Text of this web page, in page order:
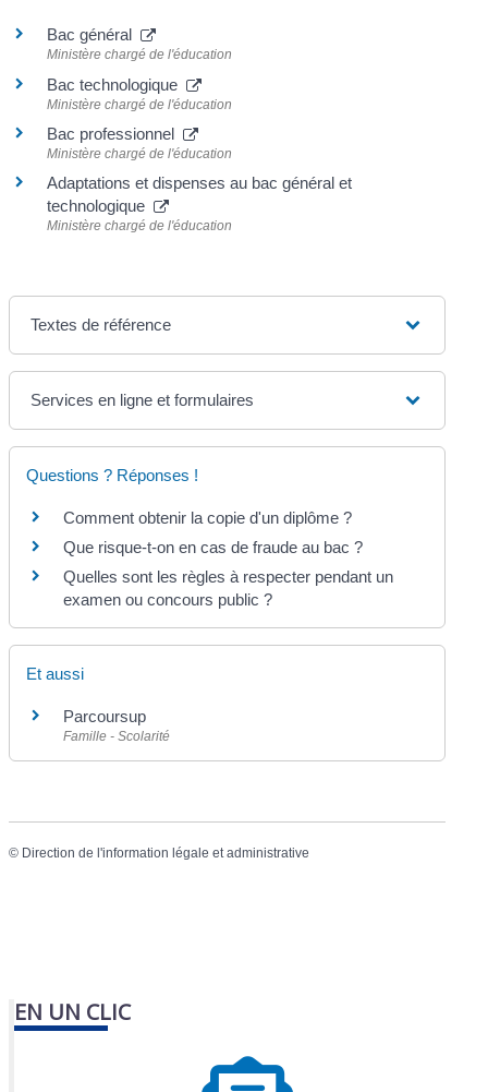
Bac général
Ministère chargé de l'éducation
Bac technologique
Ministère chargé de l'éducation
Bac professionnel
Ministère chargé de l'éducation
Adaptations et dispenses au bac général et
technologique
Ministère chargé de l'éducation
Textes de référence
Services en ligne et formulaires
Questions ? Réponses !
Comment obtenir la copie d'un diplôme ?
Que risque-t-on en cas de fraude au bac ?
Quelles sont les règles à respecter pendant un
examen ou concours public ?
Et aussi
Parcoursup
Famille - Scolarité
© Direction de l'information légale et administrative
EN UN CLIC